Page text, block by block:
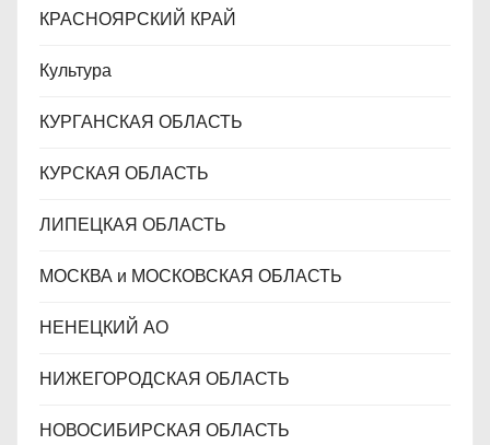
КРАСНОЯРСКИЙ КРАЙ
Культура
КУРГАНСКАЯ ОБЛАСТЬ
КУРСКАЯ ОБЛАСТЬ
ЛИПЕЦКАЯ ОБЛАСТЬ
МОСКВА и МОСКОВСКАЯ ОБЛАСТЬ
НЕНЕЦКИЙ АО
НИЖЕГОРОДСКАЯ ОБЛАСТЬ
НОВОСИБИРСКАЯ ОБЛАСТЬ